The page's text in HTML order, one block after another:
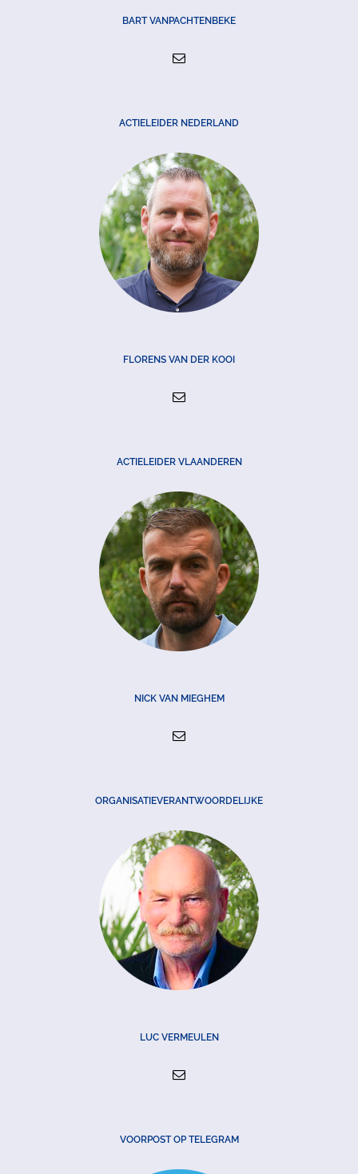
BART VANPACHTENBEKE
ACTIELEIDER NEDERLAND
FLORENS VAN DER KOOI
ACTIELEIDER VLAANDEREN
NICK VAN MIEGHEM
ORGANISATIEVERANTWOORDELIJKE
LUC VERMEULEN
VOORPOST OP TELEGRAM